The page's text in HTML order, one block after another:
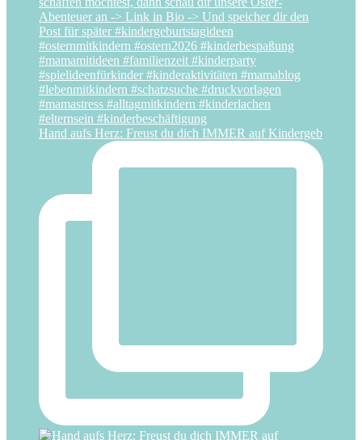
Hand aufs Herz: Freust du dich IMMER auf Kindergeb